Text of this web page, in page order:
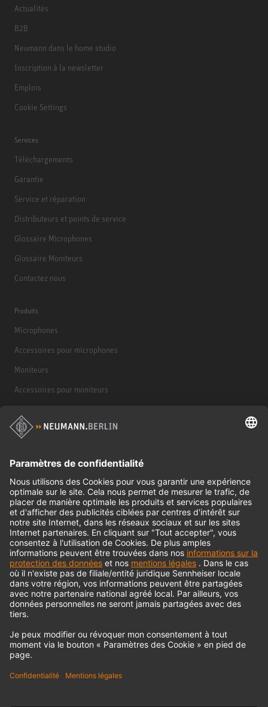
Actualités
B2B
Neumann dans le home studio
Inscription à la newsletter
Emplois
Cookie Settings
Services
Téléchargements
Garantie
Service et réparation
Distributeurs et points de service
Glossaire Microphones
Glossaire Moniteurs
Contactez nous
Produits
Microphones
Accessoires pour microphones
Moniteurs
Accessoires pour moniteurs
Produits historiques
© 2018 - 2026Georg Neumann GmbH
Impression
Politique de confidentialité
Conditions générales